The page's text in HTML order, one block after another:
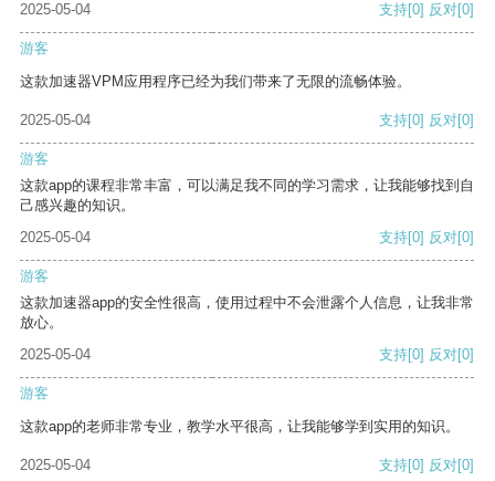
2025-05-04
支持[0] 反对[0]
游客
这款加速器VPM应用程序已经为我们带来了无限的流畅体验。
2025-05-04 支持[0] 反对[0]
游客
这款app的课程非常丰富，可以满足我不同的学习需求，让我能够找到自
己感兴趣的知识。
2025-05-04
支持[0] 反对[0]
游客
这款加速器app的安全性很高，使用过程中不会泄露个人信息，让我非常
放心。
2025-05-04
支持[0] 反对[0]
游客
这款app的老师非常专业，教学水平很高，让我能够学到实用的知识。
2025-05-04 支持[0] 反对[0]